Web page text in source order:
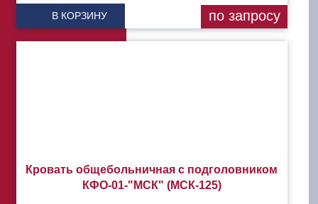
В КОРЗИНУ по запросу
Кровать общебольничная с подголовником
КФО-01-"МСК" (МСК-125)